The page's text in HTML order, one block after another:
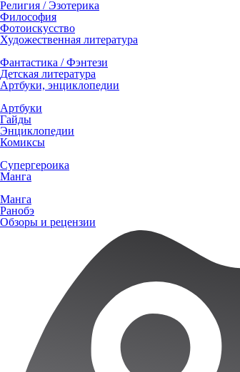
Религия / Эзотерика
Философия
Фотоискусство
Художественная литература
Фантастика / Фэнтези
Детская литература
Артбуки, энциклопедии
Артбуки
Гайды
Энциклопедии
Комиксы
Супергероика
Манга
Манга
Ранобэ
Обзоры и рецензии